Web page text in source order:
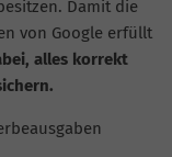
Damit die
von Google erfüllt
alles korrekt